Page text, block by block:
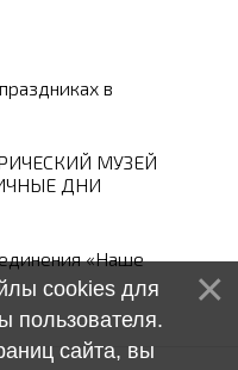
в
МУЗЕЙ
ДНИ
«Наше
cookies для
пользователя.
сайта, вы